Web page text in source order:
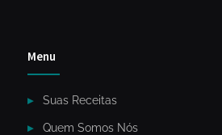
Menu
Suas Receitas
Quem Somos Nós